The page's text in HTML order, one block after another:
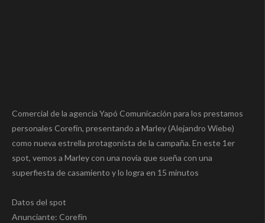
Comercial de la agencia Yapó Comunicación para los prestamos
personales Corefín, presentando a Marley (Alejandro Wiebe)
como nueva estrella protagonista de la campaña. En este 1er
spot, vemos a Marley con una novia que sueña con una
superfiesta de casamiento y lo logra en 15 minutos
Datos del spot
Anunciante: Corefín